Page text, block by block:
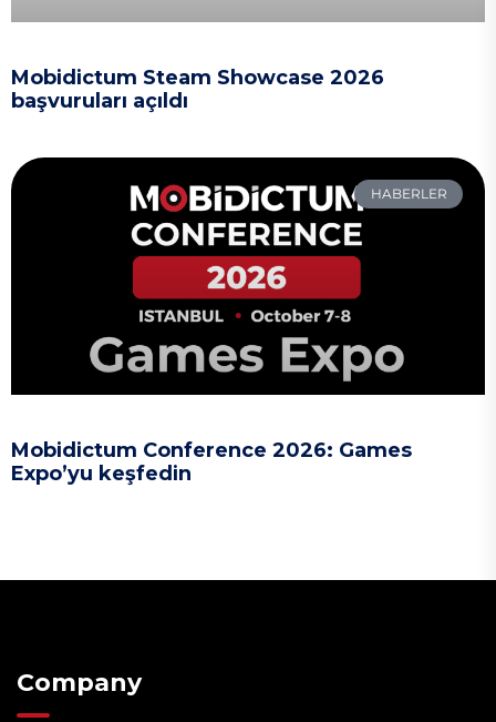
Mobidictum Steam Showcase 2026
başvuruları açıldı
HABERLER
Mobidictum Conference 2026: Games
Expo’yu keşfedin
Company